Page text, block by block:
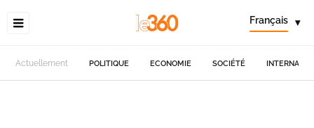
Français ▾
Actuellement POLITIQUE ECONOMIE SOCIÉTÉ